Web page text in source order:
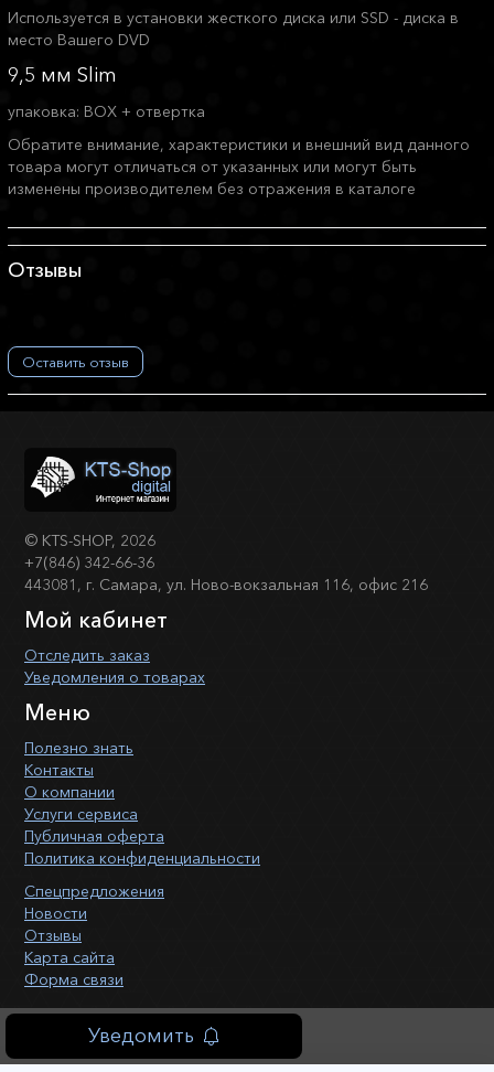
Уведомить
Используется в установки жесткого диска или SSD - диска в
место Вашего DVD
9,5 мм Slim
упаковка: BOX + отвертка
Обратите внимание, характеристики и внешний вид данного
товара могут отличаться от указанных или могут быть
изменены производителем без отражения в каталоге
Отзывы
Оставить отзыв
© KTS-SHOP, 2026
+7(846) 342-66-36
443081, г. Самара, ул. Ново-вокзальная 116, офис 216
Мой кабинет
Отследить заказ
Уведомления о товарах
Меню
Полезно знать
Контакты
О компании
Услуги сервиса
Публичная оферта
Политика конфиденциальности
Спецпредложения
Новости
Отзывы
Карта сайта
Форма связи